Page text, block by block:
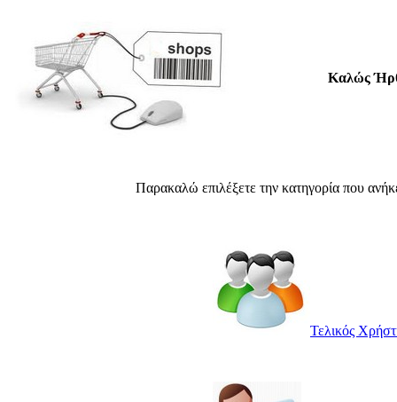
Καλώς
Παρακαλώ επιλέξετε την κατηγορία που
Τελικός